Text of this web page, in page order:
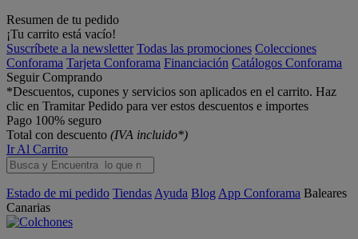
Resumen de tu pedido
¡Tu carrito está vacío!
Suscríbete a la newsletter Todas las promociones Colecciones
Conforama Tarjeta Conforama Financiación Catálogos Conforama
Seguir Comprando
*Descuentos, cupones y servicios son aplicados en el carrito. Haz
clic en Tramitar Pedido para ver estos descuentos e importes
Pago 100% seguro
Total con descuento (IVA incluido*)
Ir Al Carrito
Estado de mi pedido Tiendas Ayuda Blog App Conforama Baleares
Canarias